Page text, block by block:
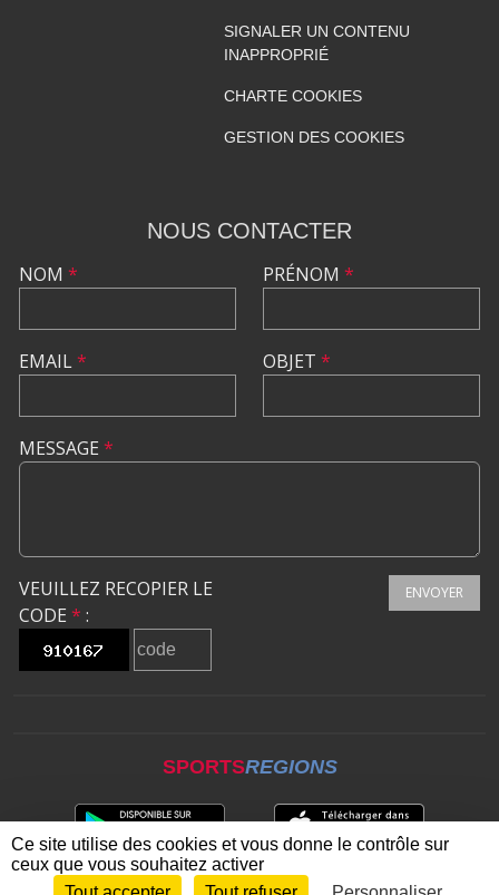
SIGNALER UN CONTENU
INAPPROPRIÉ
CHARTE COOKIES
GESTION DES COOKIES
NOUS CONTACTER
NOM *
EMAIL*
PRÉNOM *
OBJET *
MESSAGE *
VEUILLEZ RECOPIER LE
CODE * :
ENVOYER
SPORTSREGIONS
Ce site utilise des cookies et vous donne le contrôle sur
ceux que vous souhaitez activer